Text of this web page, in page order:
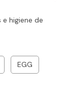
higiene de
EGG